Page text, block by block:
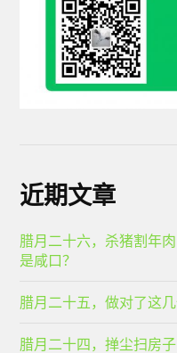
近期文章
腊月二十六，杀猪割年
是咸口？
腊月二十五，做对了这
腊月二十四，掸尘扫房